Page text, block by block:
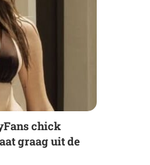
chick
graag uit de